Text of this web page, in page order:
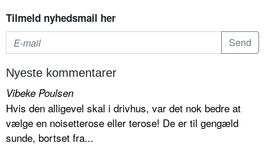
Tilmeld nyhedsmail her
Nyeste kommentarer
Vibeke Poulsen
Hvis den alligevel skal i drivhus, var det nok bedre at
vælge en noisetterose eller terose! De er til gengæld
sunde, bortset fra...